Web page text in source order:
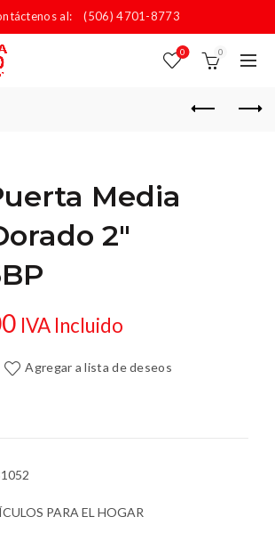
al: (506) 4701-8773
0 0
Media
2″
IVA Incluido
Agregar a lista de deseos
PARA EL HOGAR